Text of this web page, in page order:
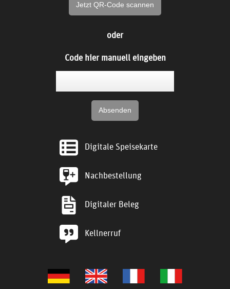
Jetzt QR-Code scannen
oder
Code hier manuell eingeben
Digitale Speisekarte
Nachbestellung
Digitaler Beleg
Kellnerruf